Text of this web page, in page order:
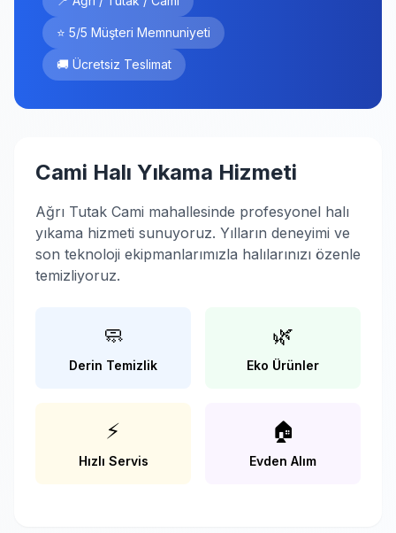
⭐ 5/5 Müşteri Memnuniyeti
🚚 Ücretsiz Teslimat
Cami Halı Yıkama Hizmeti
Ağrı Tutak Cami mahallesinde profesyonel halı
yıkama hizmeti sunuyoruz. Yılların deneyimi ve
son teknoloji ekipmanlarımızla halılarınızı özenle
temizliyoruz.
🧼
Derin Temizlik
🌿
Eko Ürünler
⚡
Hızlı Servis
🏠
Evden Alım